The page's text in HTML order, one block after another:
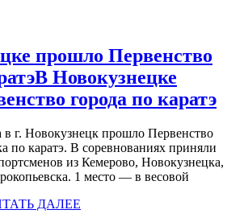
прошло Первенство
В Новокузнецке
города по каратэ
в г. Новокузнецк прошло Первенство
по каратэ. В соревнованиях приняли
из Кемерово, Новокузнецка,
1 место — в весовой
ДАЛЕЕ